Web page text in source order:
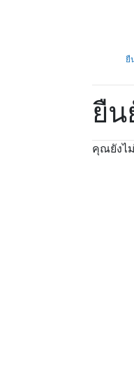
ยื
ยืน
คุณยังไ